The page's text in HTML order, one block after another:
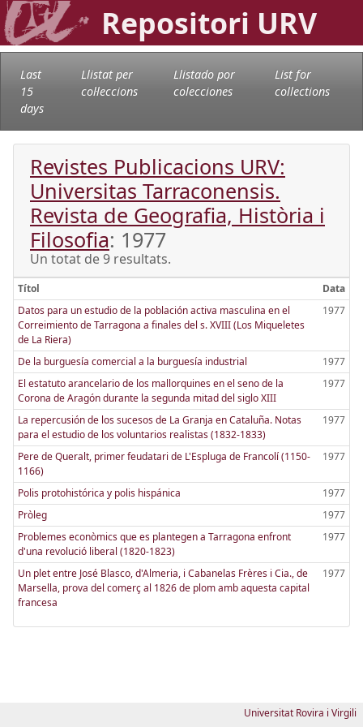
Repositori URV
Last
15
days
Llistat per
col·leccions
Llistado por
colecciones
List for
collections
Revistes Publicacions URV:
Universitas Tarraconensis.
Revista de Geografia, Història i
Filosofia: 1977
Un totat de 9 resultats.
Títol
Data
Datos para un estudio de la población activa masculina en el
Correimiento de Tarragona a finales del s. XVIII (Los Miqueletes
de La Riera)
1977
De la burguesía comercial a la burguesía industrial
1977
El estatuto arancelario de los mallorquines en el seno de la
Corona de Aragón durante la segunda mitad del siglo XIII
1977
La repercusión de los sucesos de La Granja en Cataluña. Notas
para el estudio de los voluntarios realistas (1832-1833)
1977
Pere de Queralt, primer feudatari de L'Espluga de Francolí (1150-
1166)
1977
Polis protohistórica y polis hispánica
1977
Pròleg
1977
Problemes econòmics que es plantegen a Tarragona enfront
d'una revolució liberal (1820-1823)
1977
Un plet entre José Blasco, d'Almeria, i Cabanelas Frères i Cia., de
Marsella, prova del comerç al 1826 de plom amb aquesta capital
francesa
1977
Universitat Rovira i Virgili